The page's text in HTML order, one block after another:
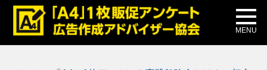
MENU
メディア掲載
公式ブログ